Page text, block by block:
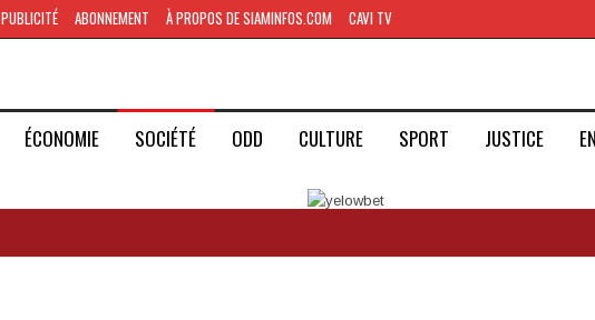
PUBLICITÉ ABONNEMENT À PROPOS DE SIAMINFOS.COM CAVI TV
ÉCONOMIE SOCIÉTÉ ODD CULTURE SPORT JUSTICE